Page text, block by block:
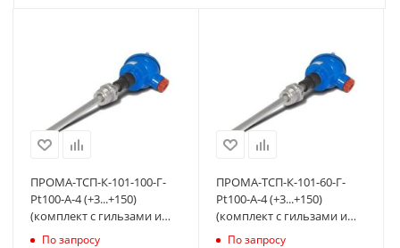
ПРОМА-ТСП-К-101-100-Г-
Pt100-А-4 (+3...+150)
(комплект с гильзами и
бобышками)
По запросу
ПРОМА-ТСП-К-101-60-Г-
Pt100-А-4 (+3...+150)
(комплект с гильзами и
бобышками)
По запросу